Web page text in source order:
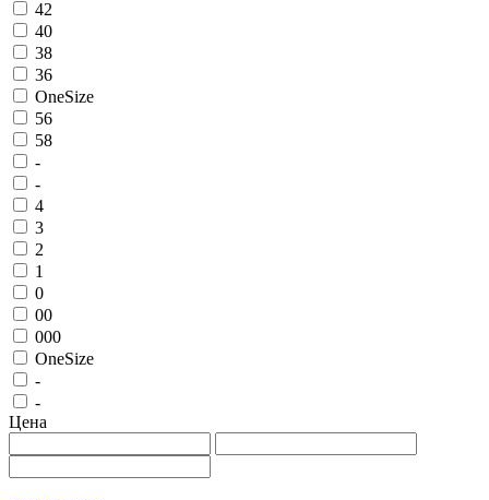
42
40
38
36
OneSize
56
58
-
-
4
3
2
1
0
00
000
OneSize
-
-
Цена